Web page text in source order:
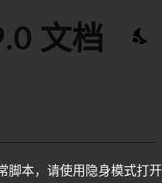
文档
脚本，请使用隐身模式打开